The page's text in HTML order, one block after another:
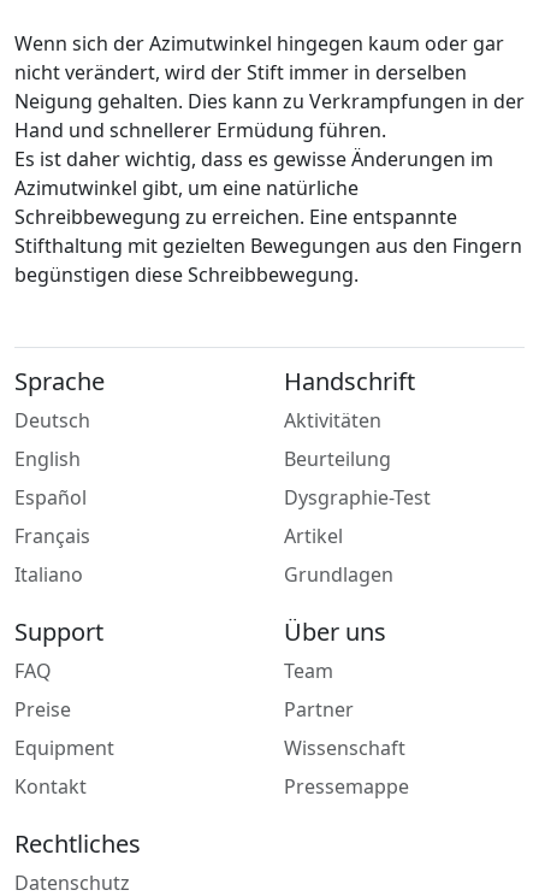
Wenn sich der Azimutwinkel hingegen kaum oder gar
nicht verändert, wird der Stift immer in derselben
Neigung gehalten. Dies kann zu Verkrampfungen in der
Hand und schnellerer Ermüdung führen.
Es ist daher wichtig, dass es gewisse Änderungen im
Azimutwinkel gibt, um eine natürliche
Schreibbewegung zu erreichen. Eine entspannte
Stifthaltung mit gezielten Bewegungen aus den Fingern
begünstigen diese Schreibbewegung.
Sprache
Deutsch
English
Español
Français
Italiano
Handschrift
Aktivitäten
Beurteilung
Dysgraphie-Test
Artikel
Grundlagen
Support
FAQ
Preise
Equipment
Kontakt
Über uns
Team
Partner
Wissenschaft
Pressemappe
Rechtliches
Datenschutz